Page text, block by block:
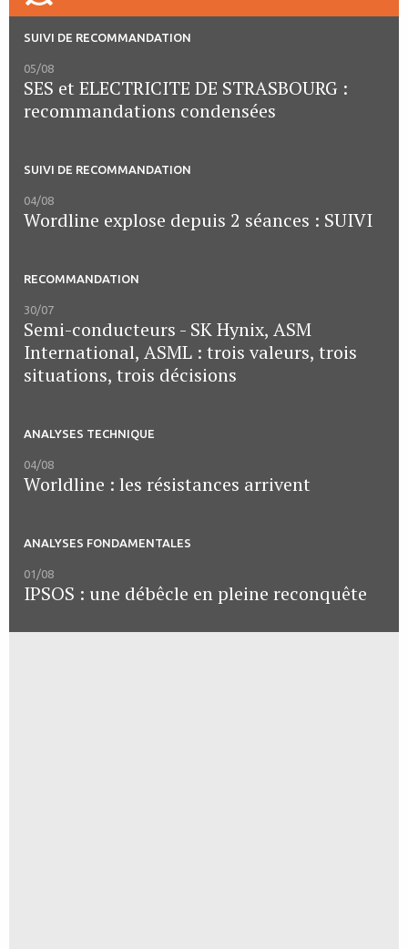
SUIVI DE RECOMMANDATION
05/08
SES et ELECTRICITE DE STRASBOURG :
recommandations condensées
SUIVI DE RECOMMANDATION
04/08
Wordline explose depuis 2 séances : SUIVI
RECOMMANDATION
30/07
Semi-conducteurs - SK Hynix, ASM
International, ASML : trois valeurs, trois
situations, trois décisions
ANALYSES TECHNIQUE
04/08
Worldline : les résistances arrivent
ANALYSES FONDAMENTALES
01/08
IPSOS : une débêcle en pleine reconquête